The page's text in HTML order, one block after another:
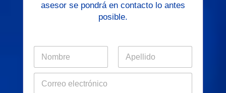
asesor se pondrá en contacto lo antes
posible.